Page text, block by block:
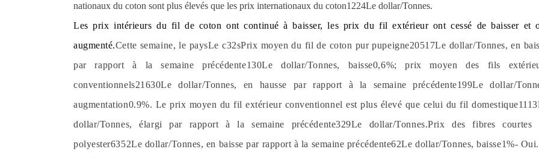
nationaux du coton sont plus élevés que les prix internationaux du coton1224Le dollar/Tonnes.
Les prix intérieurs du fil de coton ont continué à baisser, les prix du fil extérieur ont cessé de baisser et
augmenté.Cette semaine, le paysLe c32sPrix moyen du fil de coton pur pupeigne20517Le dollar/Tonnes, en
par rapport à la semaine précédente130Le dollar/Tonnes, baisse0,6%; prix moyen des fils
conventionnels21 630Le dollar/Tonnes, en hausse par rapport à la semaine précédente199Le dollar/
augmentation0.9%. Le prix moyen du fil extérieur conventionnel est plus élevé que celui du fil domestique1113
dollar/Tonnes, élargi par rapport à la semaine précédente329Le dollar/Tonnes.Prix des fibres courtes
polyester6352Le dollar/Tonnes, en baisse par rapport à la semaine précédente62Le dollar/Tonnes, baisse1%- Oui.